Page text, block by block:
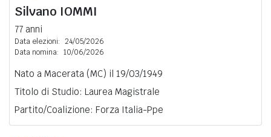
Silvano IOMMI
77 anni
Data elezioni: 24/05/2026
Data nomina: 10/06/2026
Nato a Macerata (MC) il 19/03/1949
Titolo di Studio: Laurea Magistrale
Partito/Coalizione: Forza Italia-Ppe